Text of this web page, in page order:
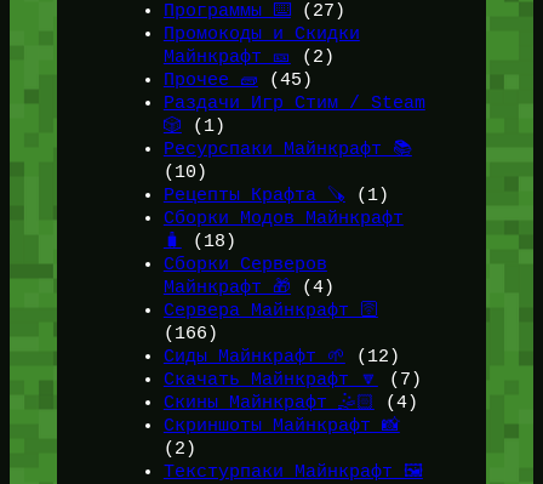
Программы ⌨️(27)
Промокоды и Скидки
Майнкрафт 🎫
(2)
Прочее 🧱 (45)
Раздачи Игр Стим / Steam
🎲 (1)
Ресурспаки Майнкрафт 📚
(10)
Рецепты Крафта 🪚 (1)
Сборки Модов Майнкрафт
🧳
(18)
Сборки Серверов
Майнкрафт 🎁 (4)
Сервера Майнкрафт 🛜
(166)
Сиды Майнкрафт 🌱
(12)
Скачать Майнкрафт 🔽
(7)
Скины Майнкрафт 🤹🏻
(4)
Скриншоты Майнкрафт 📸
(2)
Текстурпаки Майнкрафт 🖼️